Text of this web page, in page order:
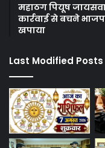
महाठग पियूष
कार्रवाई से बचने
खपाया
Last Modified Posts